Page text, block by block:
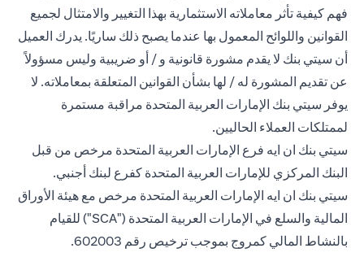
فهم كيفية تأثر معاملاته الاستثمارية بهذا التغيير والامتثال لجميع
القوانين واللوائح المعمول بها عندما يصبح ذلك ساريًا. يدرك العميل
أن سيتي بنك لا يقدم مشورة قانونية و / أو ضريبية وليس مسؤولاً
عن تقديم المشورة له / لها بشأن القوانين المتعلقة بمعاملاته. لا
يوفر سيتي بنك الإمارات العربية المتحدة مراقبة مستمرة
لممتلكات العملاء الحاليين.
سيتي بنك ان ايه فرع الإمارات العربية المتحدة مرخص من قبل
البنك المركزي للإمارات العربية المتحدة كفرع لبنك أجنبي.
سيتي بنك ان ايه الإمارات العربية المتحدة مرخص مع هيئة الأوراق
المالية والسلع في الإمارات العربية المتحدة ("SCA") للقيام
بالنشاط المالي كمروج بموجب ترخيص رقم 602003.